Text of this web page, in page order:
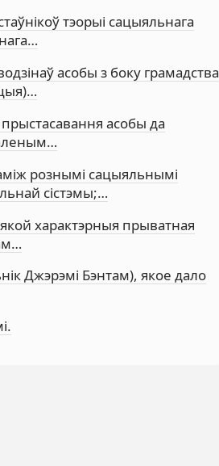
тэорыі сацыяльнага
асобы з боку грамадства
асобы да
рознымі сацыяльнымі
сістэмы;…
характэрныя прыватная
Джэрэмі Бэнтам), якое дало